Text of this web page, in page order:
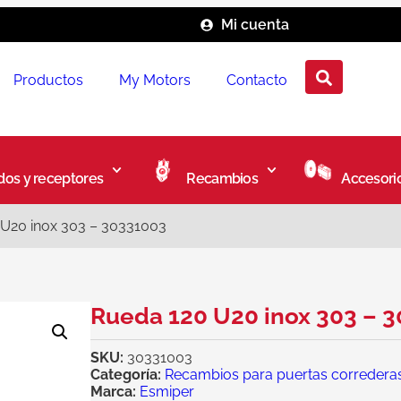
Mi cuenta
Productos My Motors Contacto
y receptores Recambios
inox 303 – 30331003
Rueda 120 U20 inox 303 –
SKU: 30331003
Categoría: Recambios para puertas
Marca: Esmiper